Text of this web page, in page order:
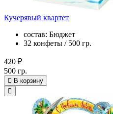
Кучерявый квартет
состав: Бюджет
32 конфеты / 500 гр.
420 ₽
500 гр.
В корзину